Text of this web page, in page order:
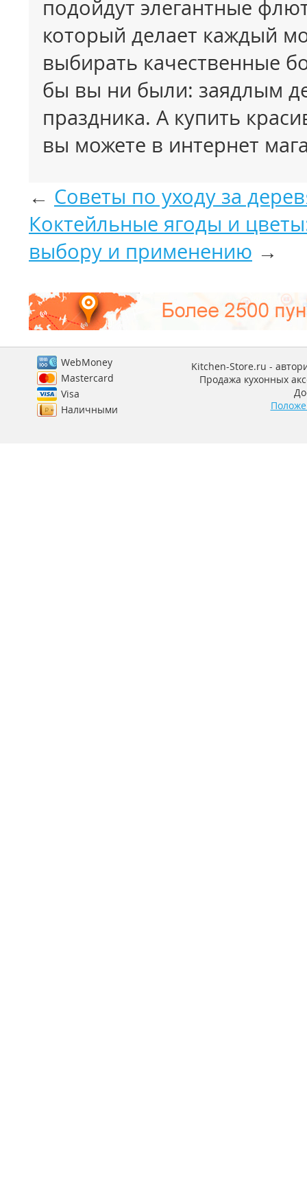
подойдут элегантные
который делает каждый
выбирать качественные
бы вы ни были: заядлым
праздника. А купить
вы можете в интернет
← Советы по уходу за
Коктейльные ягоды и
выбору и применению →
WebMoney
Mastercard
Visa
Наличными
Kitchen-Store.ru -
Продажа кухонных